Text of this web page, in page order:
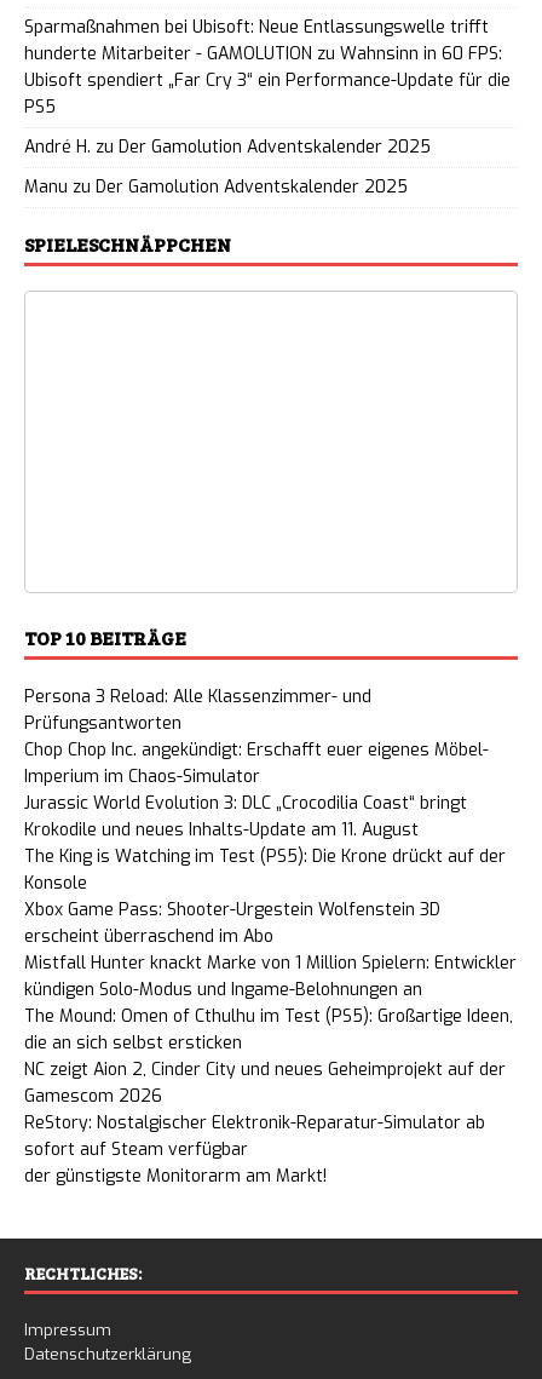
Sparmaßnahmen bei Ubisoft: Neue Entlassungswelle trifft
hunderte Mitarbeiter - GAMOLUTION zu Wahnsinn in 60 FPS:
Ubisoft spendiert „Far Cry 3“ ein Performance-Update für die
PS5
André H. zu Der Gamolution Adventskalender 2025
Manu zu Der Gamolution Adventskalender 2025
SPIELESCHNÄPPCHEN
TOP 10 BEITRÄGE
Persona 3 Reload: Alle Klassenzimmer- und
Prüfungsantworten
Chop Chop Inc. angekündigt: Erschafft euer eigenes Möbel-
Imperium im Chaos-Simulator
Jurassic World Evolution 3: DLC „Crocodilia Coast“ bringt
Krokodile und neues Inhalts-Update am 11. August
The King is Watching im Test (PS5): Die Krone drückt auf der
Konsole
Xbox Game Pass: Shooter-Urgestein Wolfenstein 3D
erscheint überraschend im Abo
Mistfall Hunter knackt Marke von 1 Million Spielern: Entwickler
kündigen Solo-Modus und Ingame-Belohnungen an
The Mound: Omen of Cthulhu im Test (PS5): Großartige Ideen,
die an sich selbst ersticken
NC zeigt Aion 2, Cinder City und neues Geheimprojekt auf der
Gamescom 2026
ReStory: Nostalgischer Elektronik-Reparatur-Simulator ab
sofort auf Steam verfügbar
der günstigste Monitorarm am Markt!
RECHTLICHES:
Impressum
Datenschutzerklärung